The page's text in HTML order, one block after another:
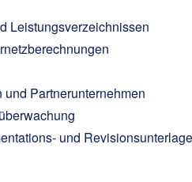
Leistungsverzeichnissen
Partnerunternehmen
und